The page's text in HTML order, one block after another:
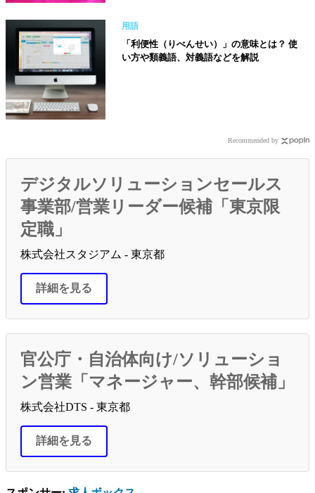
用語
「利便性（りべんせい）」の意味とは？ 使
い方や類義語、対義語などを解説
Recommended by
デジタルソリューションセールス
事業部/営業リーダー候補「東京限
定職」
株式会社スタジアム - 東京都
詳細を見る
官公庁・自治体向け/ソリューショ
ン営業「マネージャー、幹部候補」
株式会社DTS - 東京都
詳細を見る